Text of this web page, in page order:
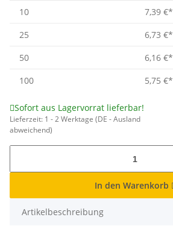
10 7,39 €*
25
6,73 €*
50
6,16 €*
100
5,75 €*
Sofort aus Lagervorrat lieferbar!
Lieferzeit: 1 - 2 Werktage (DE - Ausland
abweichend)
In den Warenkorb
Artikelbeschreibung